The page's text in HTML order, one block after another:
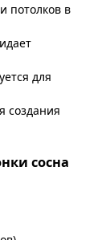
потолков в
для
создания
сосна